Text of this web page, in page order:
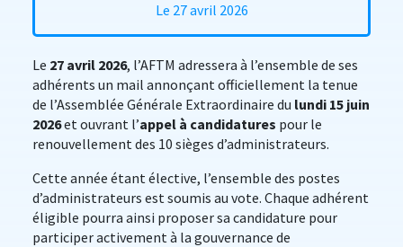
Le 27 avril 2026
Le 27 avril 2026, l’AFTM adressera à l’ensemble de ses
adhérents un mail annonçant officiellement la tenue
de l’Assemblée Générale Extraordinaire du lundi 15 juin
2026et ouvrant l’appel à candidatures pour le
renouvellement des 10 sièges d’administrateurs.
Cette année étant élective, l’ensemble des postes
d’administrateurs est soumis au vote. Chaque adhérent
éligible pourra ainsi proposer sa candidature pour
participer activement à la gouvernance de